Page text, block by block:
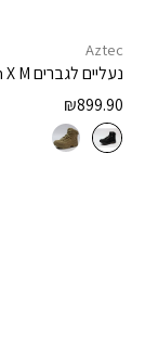
Aztec
נעליים לגבריםM
₪899.90